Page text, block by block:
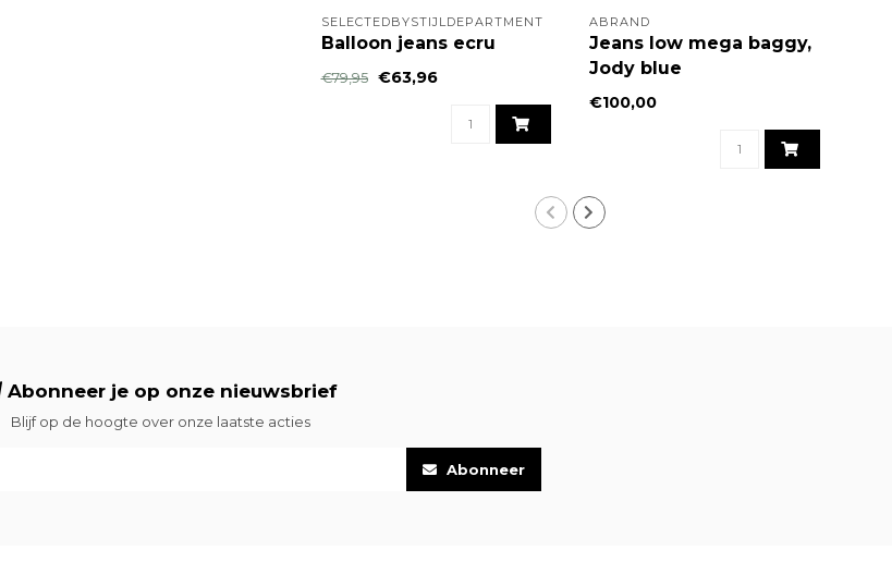
SELECTEDBYSTIJLDEPARTMENT
Balloon jeans ecru
€79,95 €63,96
ABRAND
Jeans low mega baggy,
Jody blue
€100,00
Abonneer je op onze nieuwsbrief
Blijf op de hoogte over onze laatste acties
Abonneer